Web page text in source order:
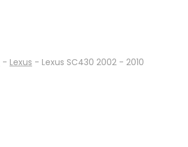
- Lexus - Lexus SC430 2002 - 2010